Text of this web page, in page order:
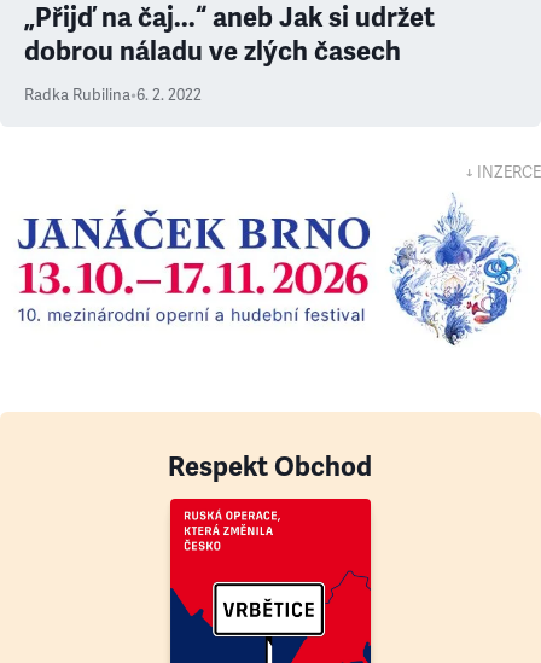
„Přijď na čaj...“ aneb Jak si udržet
dobrou náladu ve zlých časech
Radka Rubilina•6. 2. 2022
↓ INZERCE
Respekt Obchod